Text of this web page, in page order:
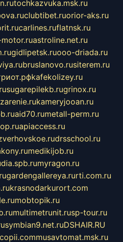
tochkazvuka.msk.ru
clubtibet.ruorior-aks.ru
carlines.ruflatnsk.ru
astroline.net.ru
gidlipetsk.ruooo-driada.ru
bruslanovo.rusiterem.ru
kafekolizey.ru
sugarepilekb.rugrinox.ru
kameryjooan.ru
aid70.rumetall-perm.ru
apiaccess.ru
drsschool.ru
medikijob.ru
myragon.ru
gardengallereya.rurti.com.ru
krasnodarkurort.com
mobtopik.ru
multimetrunit.rusp-tour.ru
symbian9.net.ruDSHAIR.RU
musavtomat.msk.ru